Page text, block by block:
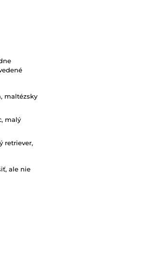
maltézsky
malý
retriever,
ale nie